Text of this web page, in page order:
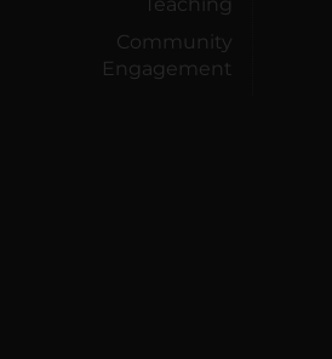
Community
Engagement